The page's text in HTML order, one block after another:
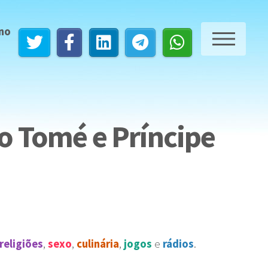
Tomé e Príncipe
, sexo, culinária, jogos e rádios.